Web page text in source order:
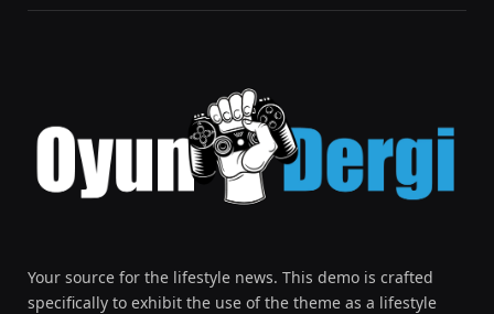
Your source for the lifestyle news. This demo is crafted
specifically to exhibit the use of the theme as a lifestyle